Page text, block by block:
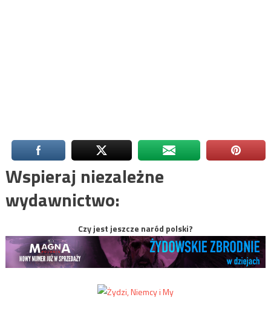
Wspieraj niezależne
wydawnictwo:
Czy jest jeszcze naród polski?